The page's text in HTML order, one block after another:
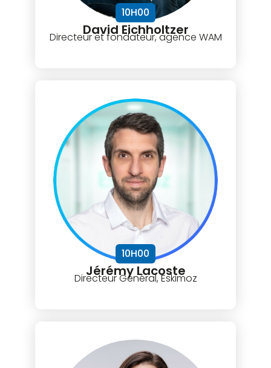
10H00
David Eichholtzer
Directeur et fondateur, agence WAM
10H00
Jérémy Lacoste
Directeur Général, Eskimoz